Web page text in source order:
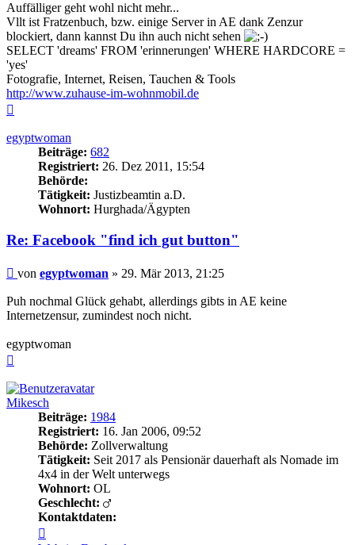
Auffälliger geht wohl nicht mehr...
Vllt ist Fratzenbuch, bzw. einige Server in AE dank Zenzur
blockiert, dann kannst Du ihn auch nicht sehen
SELECT 'dreams' FROM 'erinnerungen' WHERE HARDCORE =
'yes'
Fotografie, Internet, Reisen, Tauchen & Tools
http://www.zuhause-im-wohnmobil.de
egyptwoman
Beiträge: 682
Registriert: 26. Dez 2011, 15:54
Behörde:
Tätigkeit: Justizbeamtin a.D.
Wohnort: Hurghada/Ägypten
Re: Facebook "find ich gut button"
Beitrag
von egyptwoman » 29. Mär 2013, 21:25
Puh nochmal Glück gehabt, allerdings gibts in AE keine
Internetzensur, zumindest noch nicht.
egyptwoman
Mikesch
Beiträge: 1984
Registriert: 16. Jan 2006, 09:52
Behörde: Zollverwaltung
Tätigkeit: Seit 2017 als Pensionär dauerhaft als Nomade im
4x4 in der Welt unterwegs
Wohnort: OL
Geschlecht:
Kontaktdaten: